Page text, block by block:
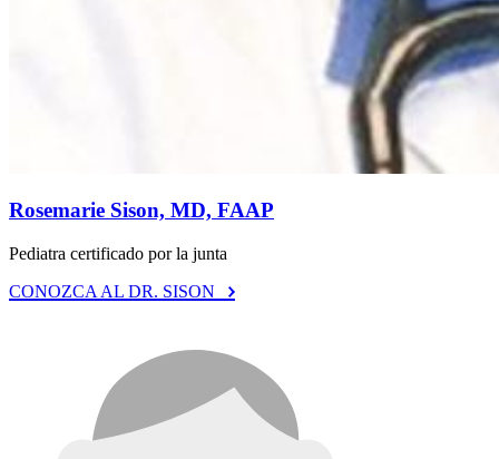
Rosemarie Sison, MD, FAAP
Pediatra certificado por la junta
CONOZCA AL DR. SISON